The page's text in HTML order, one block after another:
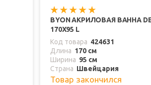
BYON АКРИЛОВАЯ ВАННА
170Х95 L
Код товара 424631
Длина 170 см
Ширина 95 см
Страна Швейцария
Товар закончился